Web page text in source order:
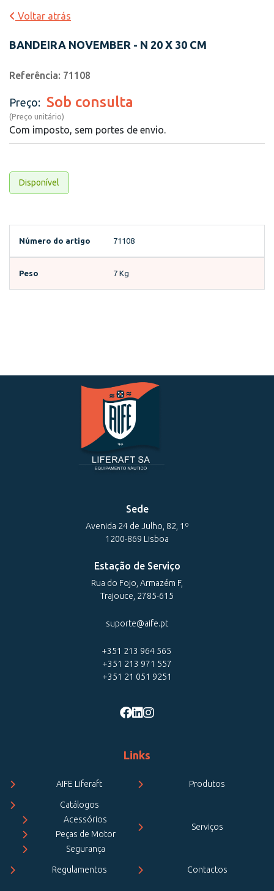
Voltar atrás
BANDEIRA NOVEMBER - N 20 X 30 CM
Referência: 71108
Preço: Sob consulta
(Preço unitário)
Com imposto, sem portes de envio.
Disponível
Número do artigo 71108
Peso 7 Kg
Sede
Avenida 24 de Julho, 82, 1º
1200-869 Lisboa
Estação de Serviço
Rua do Fojo, Armazém F,
Trajouce, 2785-615
suporte@aife.pt
+351 213 964 565
+351 213 971 557
+351 21 051 9251
Links
AIFE Liferaft Produtos
Catálogos
Acessórios
Peças de Motor
Segurança
Serviços
Regulamentos Contactos